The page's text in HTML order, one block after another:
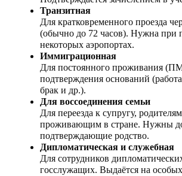
Транзитная
Для кратковременного проезда
(обычно до 72 часов). Нужна при
некоторых аэропортах.
Иммиграционная
Для постоянного проживания
подтверждения оснований
брак и др.).
Для воссоединения семьи
Для переезда к супругу,
проживающим в стране. Нужны
подтверждающие родство.
Дипломатическая и служебная
Для сотрудников
госслужащих. Выдаётся на